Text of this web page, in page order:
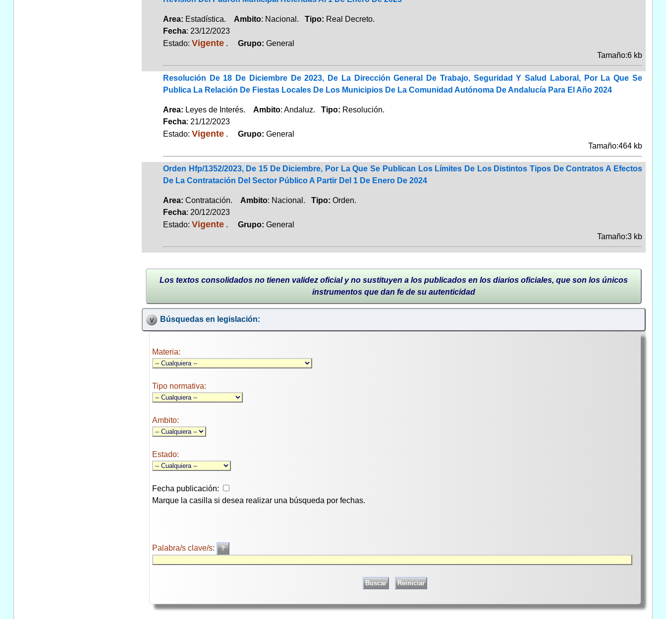
Area: Estadística. Ambito: Nacional. Tipo: Real Decreto.
Fecha: 23/12/2023
Estado: Vigente. Grupo: General
Tamaño:6 kb
Resolución De 18 De Diciembre De 2023, De La Dirección General De Trabajo, Seguridad Y Salud Laboral, Por La Que Se
Publica La Relación De Fiestas Locales De Los Municipios De La Comunidad Autónoma De Andalucía Para El Año 2024
Area: Leyes de Interés. Ambito: Andaluz. Tipo: Resolución.
Fecha: 21/12/2023
Estado: Vigente. Grupo: General
Tamaño:464 kb
Orden Hfp/1352/2023, De 15 De Diciembre, Por La Que Se Publican Los Límites De Los Distintos Tipos De Contratos A Efectos
De La Contratación Del Sector Público A Partir Del 1 De Enero De 2024
Area: Contratación. Ambito: Nacional. Tipo: Orden.
Fecha: 20/12/2023
Estado: Vigente. Grupo: General
Tamaño:3 kb
Los textos consolidados no tienen validez oficial y no sustituyen a los publicados en los diarios oficiales, que son los únicos
instrumentos que dan fe de su autenticidad
Búsquedas en legislación:
Materia:
Tipo normativa:
Ambito:
Estado:
Fecha publicación:
Marque la casilla si desea realizar una búsqueda por fechas.
Palabra/s clave/s: